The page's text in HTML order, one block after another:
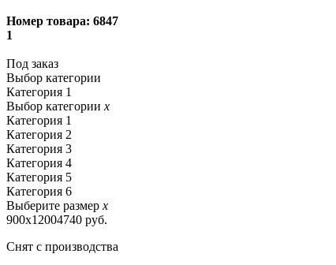
Номер товара: 6847
1
Под заказ
Выбор категории
Категория 1
Выбор категории x
Категория 1
Категория 2
Категория 3
Категория 4
Категория 5
Категория 6
Выберите размер x
900х12004740 руб.
Снят с производства